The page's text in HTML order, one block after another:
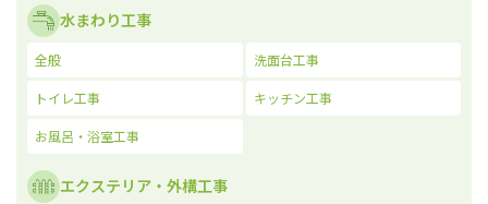
水まわり工事
全般 洗面台工事
トイレ工事 キッチン工事
お風呂・浴室工事
エクステリア・外構工事